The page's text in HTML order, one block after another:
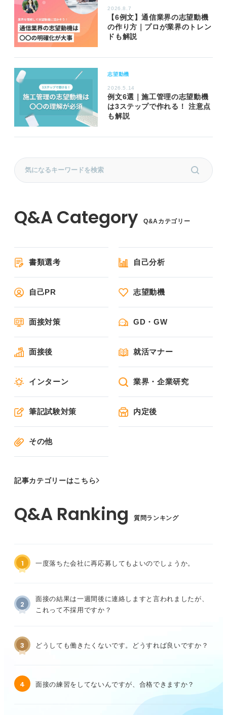
2026.8.7
【6例文】通信業界の志望動機
の作り方｜プロが業界のトレン
ドも解説
志望動機
2026.5.14
例文6選｜施工管理の志望動機
は3ステップで作れる！ 注意点
も解説
Q&Aカテゴリー
書類選考 自己分析
自己PR 志望動機
面接対策 GD・GW
面接後 就活マナー
インターン 業界・企業研究
筆記試験対策 内定後
その他
記事カテゴリーはこちら
質問ランキング
1 一度落ちた会社に再応募してもよいのでしょうか。
2
面接の結果は一週間後に連絡しますと言われましたが、
これって不採用ですか？
3 どうしても働きたくないです。どうすれば良いですか？
4 面接の練習をしてないんですが、合格できますか？